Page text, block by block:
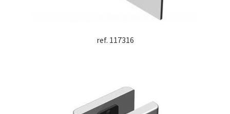
ref. 117316